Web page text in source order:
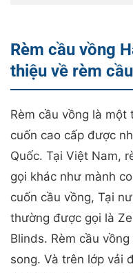
Rèm cầu vồng
thiệu về rèm
Rèm cầu vồng là một
cuốn cao cấp được
Quốc. Tại Việt Nam,
gọi khác như mành
cuốn cầu vồng, Tại
thường được gọi là
Blinds. Rèm cầu
song. Và trên lớp vải